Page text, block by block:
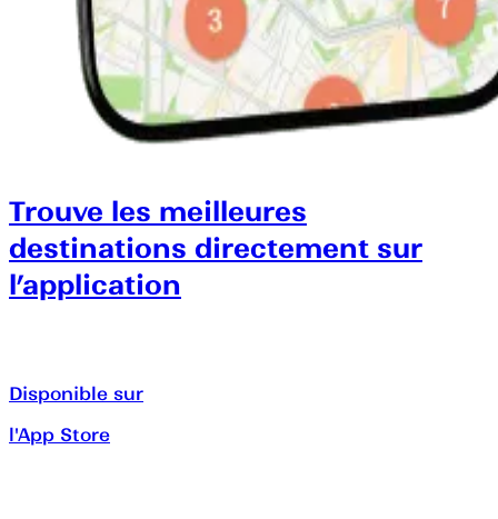
Trouve les meilleures
destinations directement sur
l’application
Disponible sur
l'App Store